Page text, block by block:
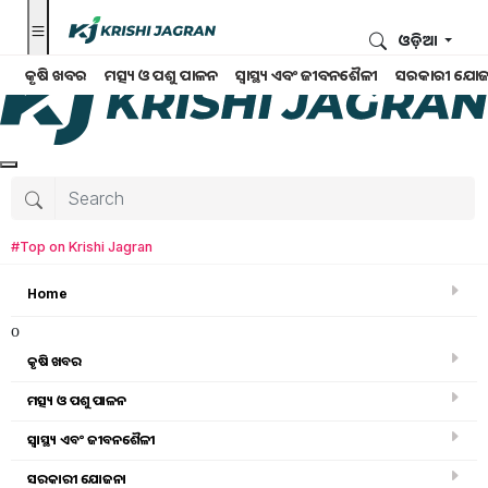
କୃଷି ଖବର ମତ୍ସ୍ୟ ଓ ପଶୁ ପାଳନ ସ୍ୱାସ୍ଥ୍ୟ ଏବଂ ଜୀବନଶୈଳୀ ସରକାରୀ
ଓଡ଼ିଆ
#Top on Krishi Jagran
Home
o
କୃଷି ଖବର
ମତ୍ସ୍ୟ ଓ ପଶୁ ପାଳନ
ସ୍ୱାସ୍ଥ୍ୟ ଏବଂ ଜୀବନଶୈଳୀ
ସରକାରୀ ଯୋଜନା
Search for:
shtil